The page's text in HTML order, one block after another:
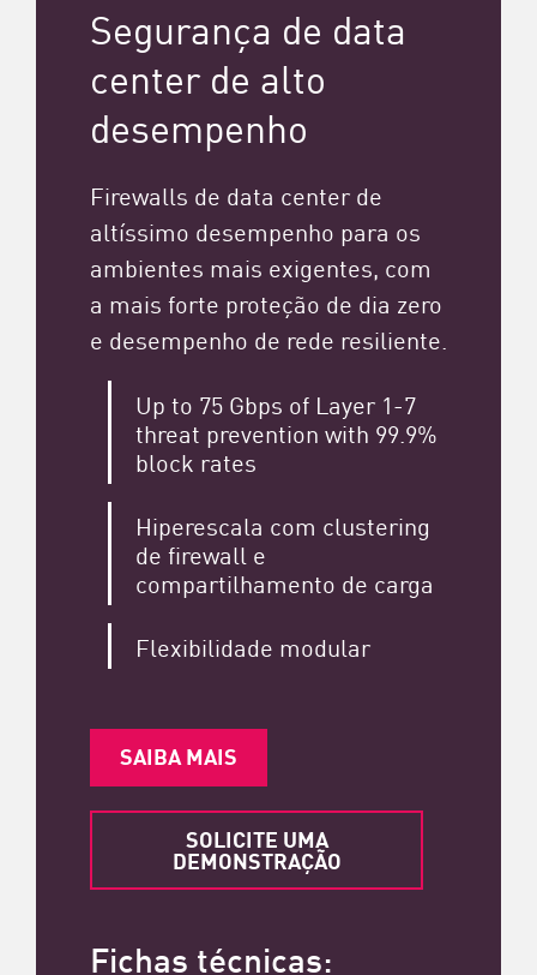
Segurança de data
center de alto
desempenho
Firewalls de data center de
altíssimo desempenho para os
ambientes mais exigentes, com
a mais forte proteção de dia zero
e desempenho de rede resiliente.
Up to 75 Gbps of Layer 1-7
threat prevention with 99.9%
block rates
Hiperescala com clustering
de firewall e
compartilhamento de carga
Flexibilidade modular
SAIBA MAIS
SOLICITE UMA
DEMONSTRAÇÃO
Fichas técnicas: